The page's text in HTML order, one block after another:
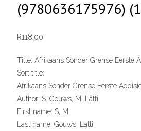
(9780636175976)
R118.00
Title: Afrikaans Sonder Grense Eerste
Sort title:
Afrikaans Sonder Grense Eerste
Author: S. Gouws, M. Lätti
First name: S, M
Last name: Gouws, Lätti